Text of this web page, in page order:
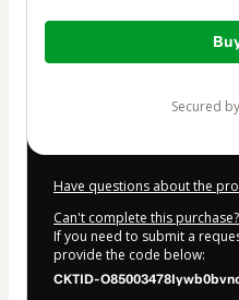
Total
$42.00
secured by
Have questions about the
Can't complete this
If you need to submit a
provide the code below:
CKTID-